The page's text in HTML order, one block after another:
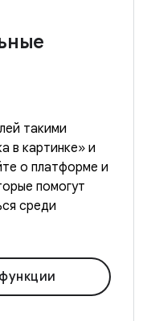
такими
в картинке» и
о платформе и
помогут
среди